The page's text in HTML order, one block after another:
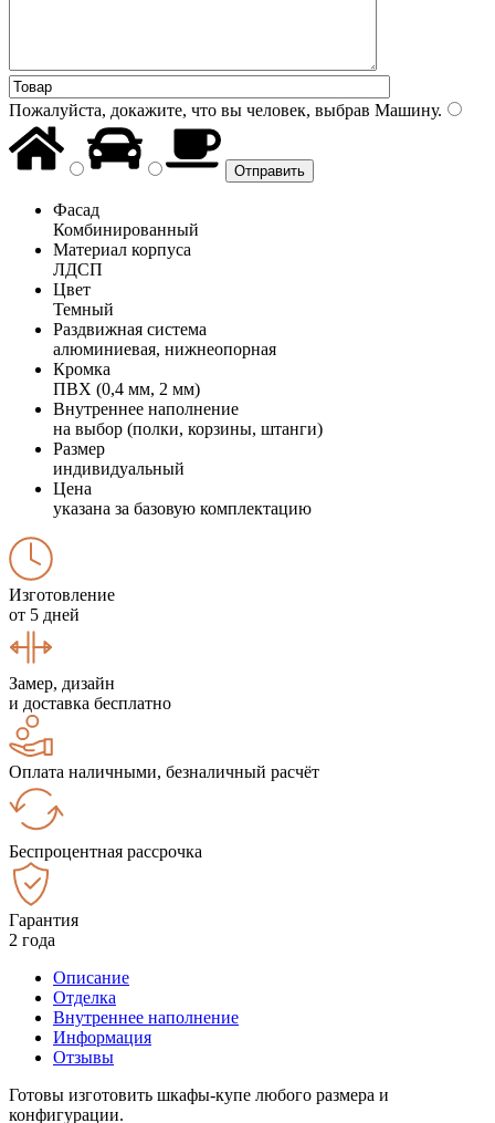
Пожалуйста, докажите, что вы человек, выбрав Машину.
Фасад
Комбинированный
Материал корпуса
ЛДСП
Цвет
Темный
Раздвижная система
алюминиевая, нижнеопорная
Кромка
ПВХ (0,4 мм, 2 мм)
Внутреннее наполнение
на выбор (полки, корзины, штанги)
Размер
индивидуальный
Цена
указана за базовую комплектацию
Изготовление
от 5 дней
Замер, дизайн
и доставка бесплатно
Оплата наличными, безналичный расчёт
Беспроцентная рассрочка
Гарантия
2 года
Описание
Отделка
Внутреннее наполнение
Информация
Отзывы
Готовы изготовить шкафы-купе любого размера и
конфигурации.